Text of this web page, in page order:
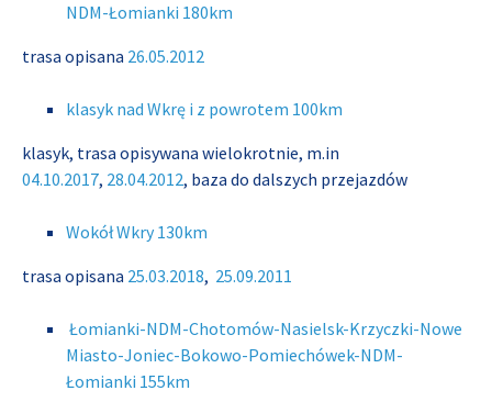
NDM-Łomianki 180km
trasa opisana 26.05.2012
klasyk nad Wkrę i z powrotem 100km
klasyk, trasa opisywana wielokrotnie, m.in
04.10.2017, 28.04.2012, baza do dalszych przejazdów
Wokół Wkry 130km
trasa opisana 25.03.2018, 25.09.2011
Łomianki-NDM-Chotomów-Nasielsk-Krzyczki-Nowe
Miasto-Joniec-Bokowo-Pomiechówek-NDM-
Łomianki 155km